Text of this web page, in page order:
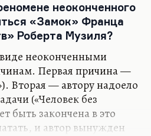
свойств у Музиля — это не
человек без лица.…
неоконченного
«Замок» Франца
Роберта Музиля?
неоконченными
Первая причина —
Вторая — автору надоело
(«Человек без
быть закончена в это
и автор вынужден